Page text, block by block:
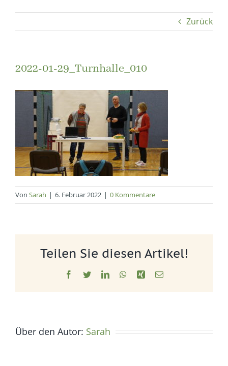
Zurück
2022-01-29_Turnhalle_010
Von Sarah | 6. Februar 2022 | 0 Kommentare
Teilen Sie diesen Artikel!
Facebook
TwitterLinkedInWhatsApp
Xing E-
Über den Autor: Sarah